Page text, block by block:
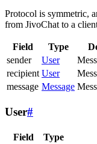
Protocol is symmetric,
from JivoChat to a
Field Type
sender
User
recipient User
message Message
User#
Field Type